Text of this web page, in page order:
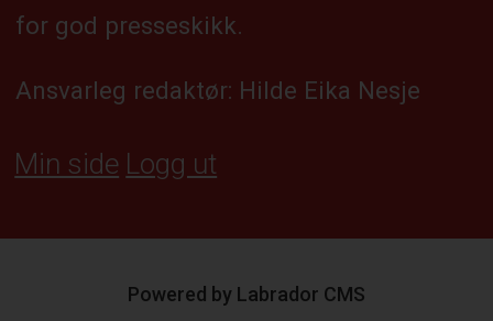
for god presseskikk.
Ansvarleg redaktør: Hilde Eika Nesje
Min side Logg ut
Powered by Labrador CMS